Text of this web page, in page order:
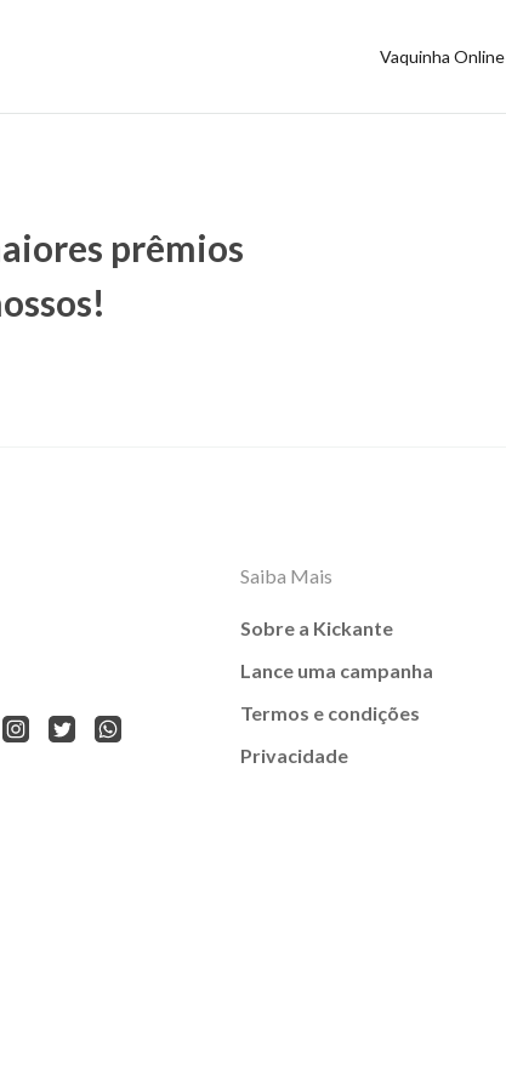
Vaquinha Online
prêmios
Saiba Mais
Sobre a Kickante
Lance uma campanha
Termos e condições
Privacidade